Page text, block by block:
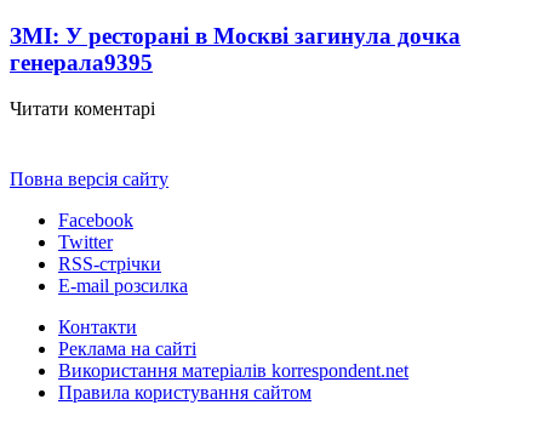
ЗМІ: У ресторані в Москві загинула дочка
генерала9395
Читати коментарі
Повна версія сайту
Facebook
Twitter
RSS-стрічки
E-mail розсилка
Контакти
Реклама на сайті
Використання матеріалів korrespondent.net
Правила користування сайтом